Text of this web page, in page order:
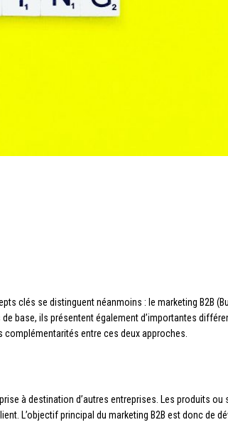
clés se distinguent néanmoins : le marketing B2B
base, ils présentent également d’importantes
entre ces deux approches.
à destination d’autres entreprises. Les produits ou
L’objectif principal du marketing B2B est donc de